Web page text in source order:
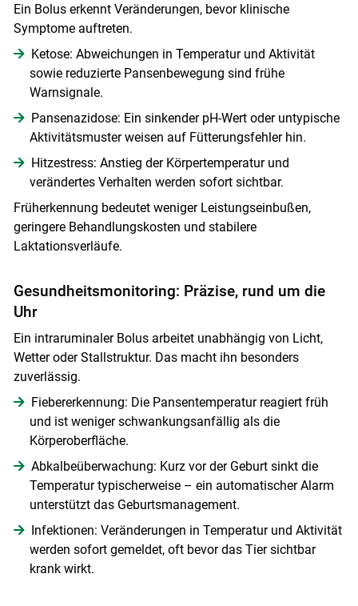
Ein Bolus erkennt Veränderungen, bevor klinische
Symptome auftreten.
Ketose: Abweichungen in Temperatur und Aktivität
sowie reduzierte Pansenbewegung sind frühe
Warnsignale.
Pansenazidose: Ein sinkender pH-Wert oder untypische
Aktivitätsmuster weisen auf Fütterungsfehler hin.
Hitzestress: Anstieg der Körpertemperatur und
verändertes Verhalten werden sofort sichtbar.
Früherkennung bedeutet weniger Leistungseinbußen,
geringere Behandlungskosten und stabilere
Laktationsverläufe.
Gesundheitsmonitoring: Präzise, rund um die
Uhr
Ein intraruminaler Bolus arbeitet unabhängig von Licht,
Wetter oder Stallstruktur. Das macht ihn besonders
zuverlässig.
Fiebererkennung: Die Pansentemperatur reagiert früh
und ist weniger schwankungsanfällig als die
Körperoberfläche.
Abkalbeüberwachung: Kurz vor der Geburt sinkt die
Temperatur typischerweise – ein automatischer Alarm
unterstützt das Geburtsmanagement.
Infektionen: Veränderungen in Temperatur und Aktivität
werden sofort gemeldet, oft bevor das Tier sichtbar
krank wirkt.